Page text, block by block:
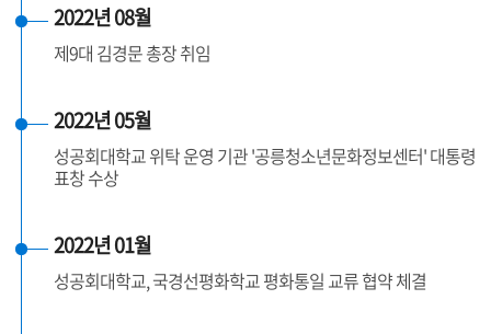
2022년 08월
제9대 김경문 총장 취임
2022년 05월
성공회대학교 위탁 운영 기관 '공릉청소년문화정보센터' 대통령
표창 수상
2022년 01월
성공회대학교, 국경선평화학교 평화통일 교류 협약 체결